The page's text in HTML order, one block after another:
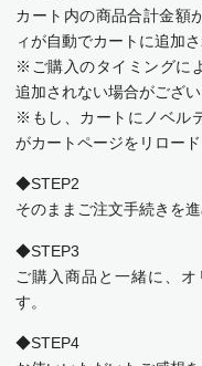
カート内の商品合計金額
ィが自動でカートに追加さ
※ご購入のタイミングに
追加されない場合がござい
※もし、カートにノベル
がカートページをリロード
◆STEP2
そのままご注文手続きを
◆STEP3
ご購入商品と一緒に、
す。
◆STEP4